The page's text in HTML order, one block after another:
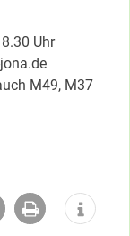
Uhr
M49, M37